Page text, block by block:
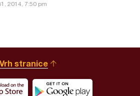
2014, 7:50 pm
Vrh stranice